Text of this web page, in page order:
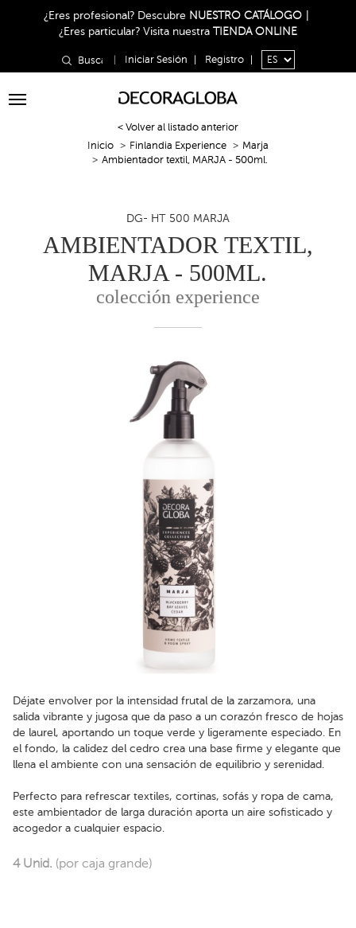
¿Eres profesional? Descubre NUESTRO CATÁLOGO
¿Eres particular? Visita nuestra TIENDA ONLINE
Iniciar Sesión Registro
Toggle
< Volver al listado anterior
Inicio
Finlandia Experience
Marja
Ambientador textil, MARJA - 500ml.
DG- HT 500 MARJA
AMBIENTADOR TEXTIL,
MARJA - 500ML.
colección experience
Déjate envolver por la intensidad frutal de la zarzamora, una
salida vibrante y jugosa que da paso a un corazón fresco de hojas
de laurel, aportando un toque verde y ligeramente especiado. En
el fondo, la calidez del cedro crea una base firme y elegante que
llena el ambiente con una sensación de equilibrio y serenidad.
Perfecto para refrescar textiles, cortinas, sofás y ropa de cama,
este ambientador de larga duración aporta un aire sofisticado y
acogedor a cualquier espacio.
4 Unid. (por caja grande)